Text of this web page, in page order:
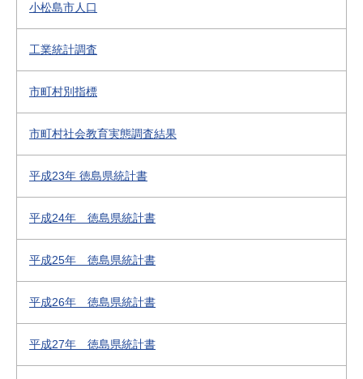
小松島市人口
工業統計調査
市町村別指標
市町村社会教育実態調査結果
平成23年 徳島県統計書
平成24年 徳島県統計書
平成25年 徳島県統計書
平成26年 徳島県統計書
平成27年 徳島県統計書